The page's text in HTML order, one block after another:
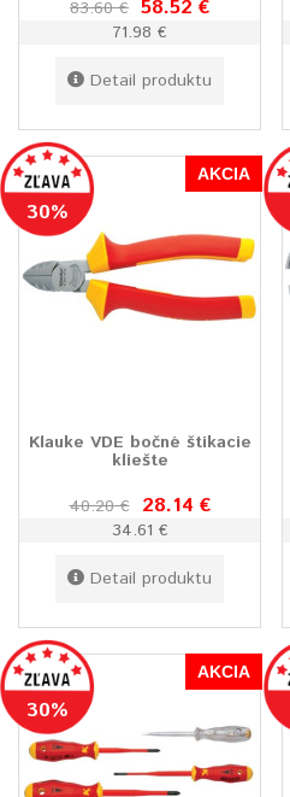
83.60 € 58.52 €
71.98 €
Detail produktu
30%
AKCIA
Klauke VDE bočné štikacie
kliešte
40.20 € 28.14 €
34.61 €
Detail produktu
30%
AKCIA